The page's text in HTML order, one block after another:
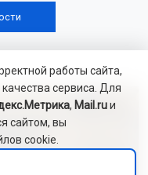
работы сайта,
сервиса. Для
, Mail.ruи
сайтом, вы
cookie.